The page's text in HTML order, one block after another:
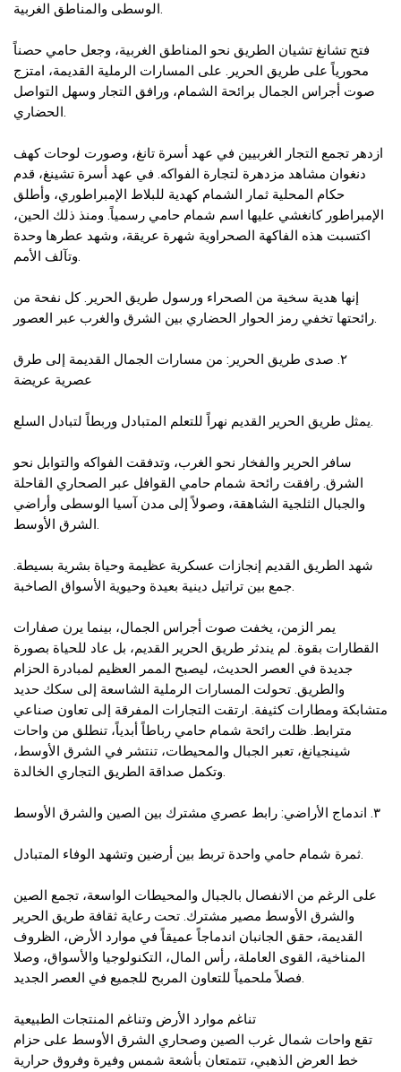
الوسطى والمناطق الغربية.
فتح تشانغ تشيان الطريق نحو المناطق الغربية، وجعل حامي حصناً
محورياً على طريق الحرير. على المسارات الرملية القديمة، امتزج
صوت أجراس الجمال برائحة الشمام، ورافق التجار وسهل التواصل
الحضاري.
ازدهر تجمع التجار الغربيين في عهد أسرة تانغ، وصورت لوحات كهف
دنغوان مشاهد مزدهرة لتجارة الفواكه. في عهد أسرة تشينغ، قدم
حكام المحلية ثمار الشمام كهدية للبلاط الإمبراطوري، وأطلق
الإمبراطور كانغشي عليها اسم شمام حامي رسمياً. ومنذ ذلك الحين،
اكتسبت هذه الفاكهة الصحراوية شهرة عريقة، وشهد عطرها وحدة
وتآلف الأمم.
إنها هدية سخية من الصحراء ورسول طريق الحرير. كل نفحة من
رائحتها تخفي رمز الحوار الحضاري بين الشرق والغرب عبر العصور.
٢. صدى طريق الحرير: من مسارات الجمال القديمة إلى طرق
عصرية عريضة
يمثل طريق الحرير القديم نهراً للتعلم المتبادل وربطاً لتبادل السلع.
سافر الحرير والفخار نحو الغرب، وتدفقت الفواكه والتوابل نحو
الشرق. رافقت رائحة شمام حامي القوافل عبر الصحاري القاحلة
والجبال الثلجية الشاهقة، وصولاً إلى مدن آسيا الوسطى وأراضي
الشرق الأوسط.
شهد الطريق القديم إنجازات عسكرية عظيمة وحياة بشرية بسيطة.
جمع بين تراتيل دينية بعيدة وحيوية الأسواق الصاخبة.
يمر الزمن، يخفت صوت أجراس الجمال، بينما يرن صفارات
القطارات بقوة. لم يندثر طريق الحرير القديم، بل عاد للحياة بصورة
جديدة في العصر الحديث، ليصبح الممر العظيم لمبادرة الحزام
والطريق. تحولت المسارات الرملية الشاسعة إلى سكك حديد
متشابكة ومطارات كثيفة. ارتقت التجارات المفرقة إلى تعاون صناعي
مترابط. ظلت رائحة شمام حامي رباطاً أبدياً، تنطلق من واحات
شينجيانغ، تعبر الجبال والمحيطات، تنتشر في الشرق الأوسط،
وتكمل صداقة الطريق التجاري الخالدة.
٣. اندماج الأراضي: رابط عصري مشترك بين الصين والشرق الأوسط
ثمرة شمام حامي واحدة تربط بين أرضين وتشهد الوفاء المتبادل.
على الرغم من الانفصال بالجبال والمحيطات الواسعة، تجمع الصين
والشرق الأوسط مصير مشترك. تحت رعاية ثقافة طريق الحرير
القديمة، حقق الجانبان اندماجاً عميقاً في موارد الأرض، الظروف
المناخية، القوى العاملة، رأس المال، التكنولوجيا والأسواق، وصلا
فصلاً ملحمياً للتعاون المربح للجميع في العصر الجديد.
تناغم موارد الأرض وتناغم المنتجات الطبيعية
تقع واحات شمال غرب الصين وصحاري الشرق الأوسط على حزام
خط العرض الذهبي، تتمتعان بأشعة شمس وفيرة وفروق حرارية